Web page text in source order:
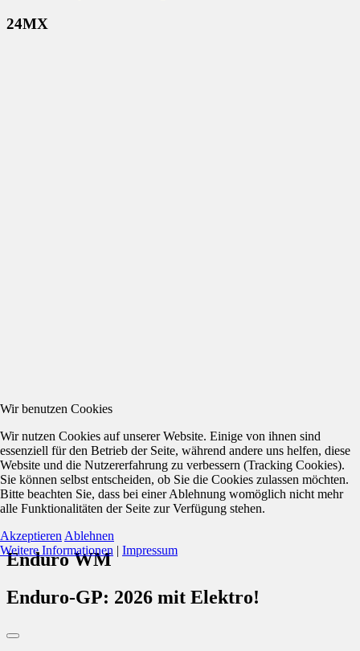
24MX
Enduro WM
Enduro-GP: 2026 mit Elektro!
Wir benutzen Cookies
Wir nutzen Cookies auf unserer Website. Einige von ihnen sind
essenziell für den Betrieb der Seite, während andere uns helfen, diese
Website und die Nutzererfahrung zu verbessern (Tracking Cookies).
Sie können selbst entscheiden, ob Sie die Cookies zulassen möchten.
Bitte beachten Sie, dass bei einer Ablehnung womöglich nicht mehr
alle Funktionalitäten der Seite zur Verfügung stehen.
Akzeptieren Ablehnen
Weitere Informationen | Impressum